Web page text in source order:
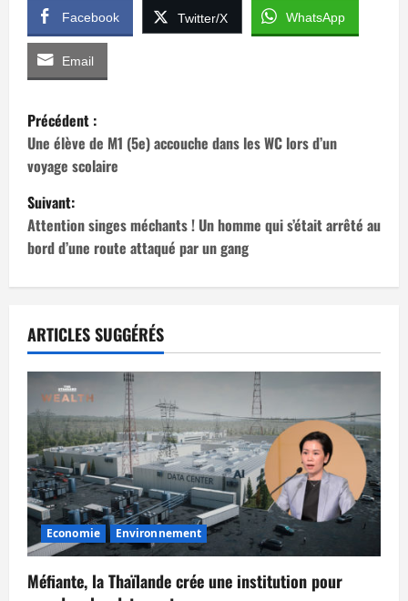
Facebook Twitter/X WhatsApp
Email
N
a
v
i
g
t
i
o
n
d
a
Précédent :
Une élève de M1 (5e) accouche dans les WC lors d’un
voyage scolaire
Suivant:
Attention singes méchants ! Un homme qui s’était arrêté au
bord d’une route attaqué par un gang
ARTICLES SUGGÉRÉS
Economie Environnement
Méfiante, la Thaïlande crée une institution pour